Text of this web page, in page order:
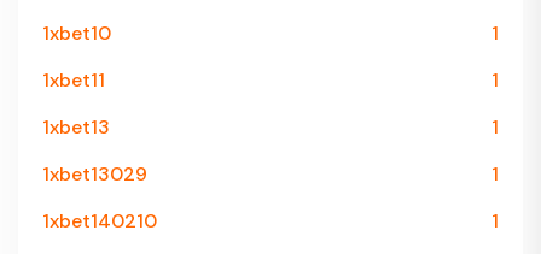
1xbet10
1
1xbet11
1
1xbet13
1
1xbet13029
1
1xbet140210
1